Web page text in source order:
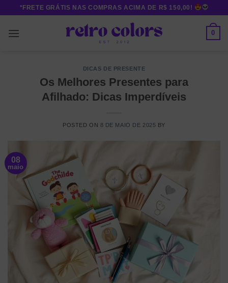
content
*FRETE GRÁTIS NAS COMPRAS ACIMA DE R$ 150,00!
0
DICAS DE PRESENTE
Os Melhores Presentes para
Afilhado: Dicas Imperdíveis
POSTED ON 8 DE MAIO DE 2025 BY
08
maio